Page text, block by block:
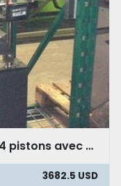
Remplisseuse Automatique - 4 pistons avec cuve double paroi
3682.5 USD